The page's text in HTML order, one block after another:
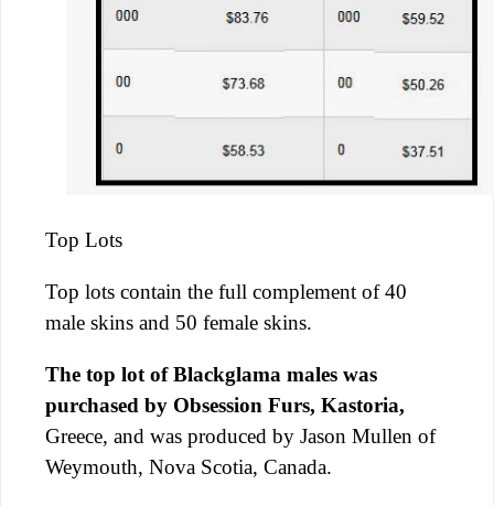
Top Lots
Top lots contain the full complement of 40
male skins and 50 female skins.
The top lot of Blackglama males was
purchased by Obsession Furs, Kastoria,
Greece, and was produced by Jason Mullen of
Weymouth, Nova Scotia, Canada.